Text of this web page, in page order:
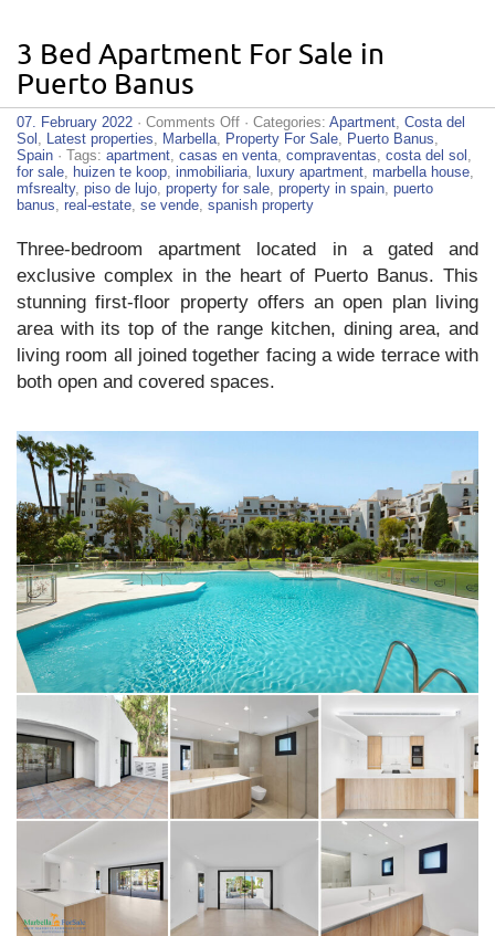
3 Bed Apartment For Sale in
Puerto Banus
07. February 2022 · Comments Offon
3
Bed
Apartment
For
Sale
Banus
· Categories: Apartment, Costa del
Sol , Latest properties, Marbella, Property For Sale, Puerto Banus,
Spain · Tags: apartment, casas en venta, compraventas, costa del sol ,
for sale, huizen te koop, inmobiliaria, luxury apartment, marbella house,
mfsrealty, piso de lujo, property for sale, property in spain, puerto
banus, real-estate, se vende, spanish property
Three-bedroom apartment located in a gated and
exclusive complex in the heart of Puerto Banus. This
stunning first-floor property offers an open plan living
area with its top of the range kitchen, dining area, and
living room all joined together facing a wide terrace with
both open and covered spaces.